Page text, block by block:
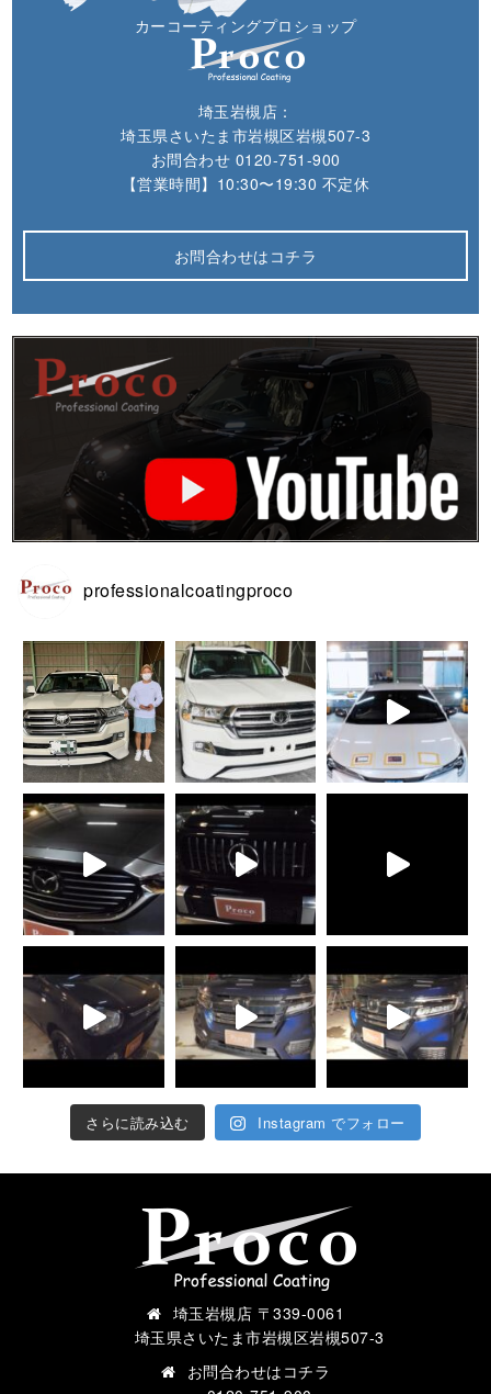
カーコーティングプロショップ
埼玉岩槻店：
埼玉県さいたま市岩槻区岩槻507-3
お問合わせ 0120-751-900
【営業時間】10:30〜19:30 不定休
お問合わせはコチラ
professionalcoatingproco
さらに読み込む Instagram でフォロー
埼玉岩槻店 〒339-0061
埼玉県さいたま市岩槻区岩槻507-3
お問合わせは コチラ